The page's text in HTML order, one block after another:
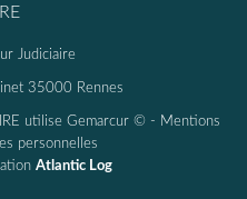
Judiciaire
35000 Rennes
utilise Gemarcur © - Mentions
personnelles
Atlantic Log